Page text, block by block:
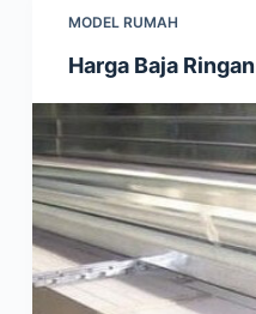
o
n
e
n
MODEL RUMAH
Harga Baja Ringan